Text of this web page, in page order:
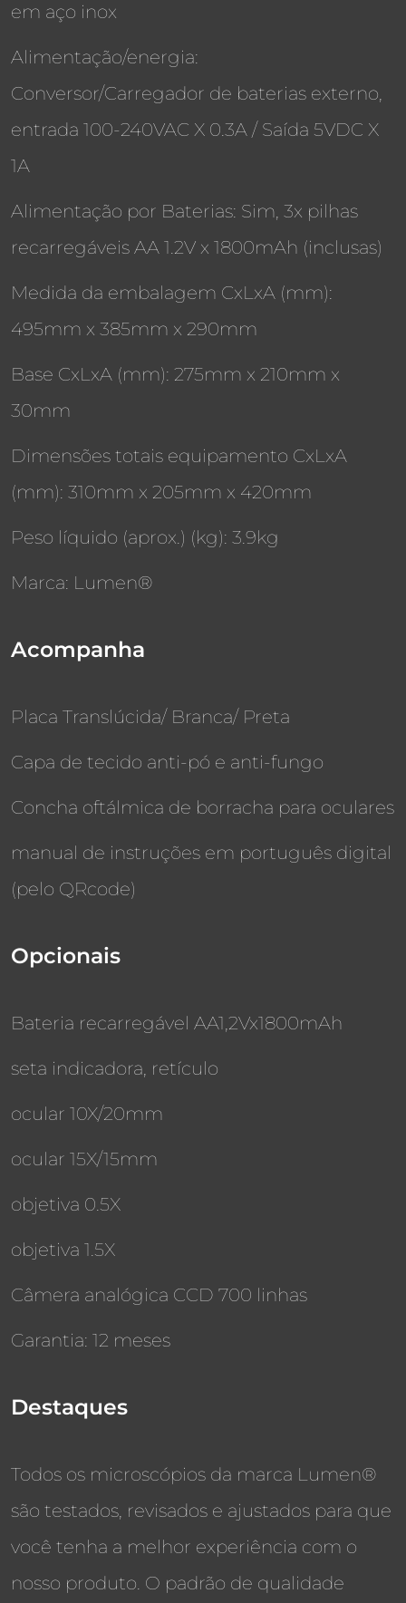
em aço inox
Alimentação/energia:
Conversor/Carregador de baterias externo,
entrada 100-240VAC X 0.3A / Saída 5VDC X
1A
Alimentação por Baterias: Sim, 3x pilhas
recarregáveis AA 1.2V x 1800mAh (inclusas)
Medida da embalagem CxLxA (mm):
495mm x 385mm x 290mm
Base CxLxA (mm): 275mm x 210mm x
30mm
Dimensões totais equipamento CxLxA
(mm): 310mm x 205mm x 420mm
Peso líquido (aprox.) (kg): 3.9kg
Marca: Lumen®
Acompanha
Placa Translúcida/ Branca/ Preta
Capa de tecido anti-pó e anti-fungo
Concha oftálmica de borracha para oculares
manual de instruções em português digital
(pelo QRcode)
Opcionais
Bateria recarregável AA1,2Vx1800mAh
seta indicadora, retículo
ocular 10X/20mm
ocular 15X/15mm
objetiva 0.5X
objetiva 1.5X
Câmera analógica CCD 700 linhas
Garantia: 12 meses
Destaques
Todos os microscópios da marca Lumen®
são testados, revisados e ajustados para que
você tenha a melhor experiência com o
nosso produto. O padrão de qualidade